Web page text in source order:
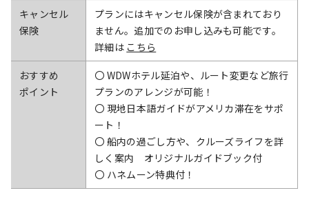
キャンセル
保険
プランにはキャンセル保険が含まれており
ません。追加でのお申し込みも可能です。
詳細は こちら
おすすめ
ポイント
〇 WDWホテル延泊や、ルート変更など旅行
プランのアレンジが可能！
〇 現地日本語ガイドがアメリカ滞在をサポ
ート！
〇 船内の過ごし方や、クルーズライフを詳
しく案内 オリジナルガイドブック付
〇 ハネムーン特典付！